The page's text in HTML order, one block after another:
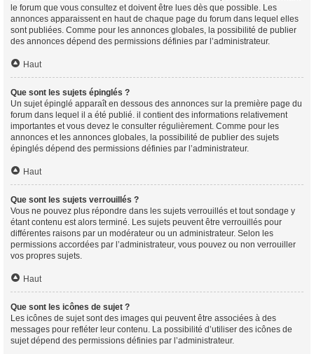
le forum que vous consultez et doivent être lues dès que possible. Les
annonces apparaissent en haut de chaque page du forum dans lequel elles
sont publiées. Comme pour les annonces globales, la possibilité de publier
des annonces dépend des permissions définies par l’administrateur.
Haut
Que sont les sujets épinglés ?
Un sujet épinglé apparaît en dessous des annonces sur la première page du
forum dans lequel il a été publié. il contient des informations relativement
importantes et vous devez le consulter régulièrement. Comme pour les
annonces et les annonces globales, la possibilité de publier des sujets
épinglés dépend des permissions définies par l’administrateur.
Haut
Que sont les sujets verrouillés ?
Vous ne pouvez plus répondre dans les sujets verrouillés et tout sondage y
étant contenu est alors terminé. Les sujets peuvent être verrouillés pour
différentes raisons par un modérateur ou un administrateur. Selon les
permissions accordées par l’administrateur, vous pouvez ou non verrouiller
vos propres sujets.
Haut
Que sont les icônes de sujet ?
Les icônes de sujet sont des images qui peuvent être associées à des
messages pour refléter leur contenu. La possibilité d’utiliser des icônes de
sujet dépend des permissions définies par l’administrateur.